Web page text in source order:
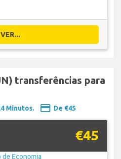
VER...
transferências para
Minutos. payment De €45
€45